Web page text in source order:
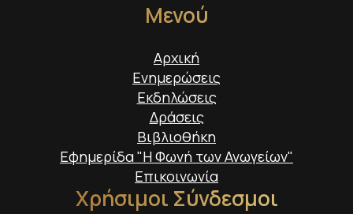
Μενού
Αρχική
Ενημερώσεις
Εκδηλώσεις
Δράσεις
Βιβλιοθήκη
Εφημερίδα "Η Φωνή των Ανωγείων"
Επικοινωνία
Χρήσιμοι Σύνδεσμοι